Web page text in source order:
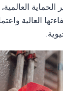
الحماية
العالية